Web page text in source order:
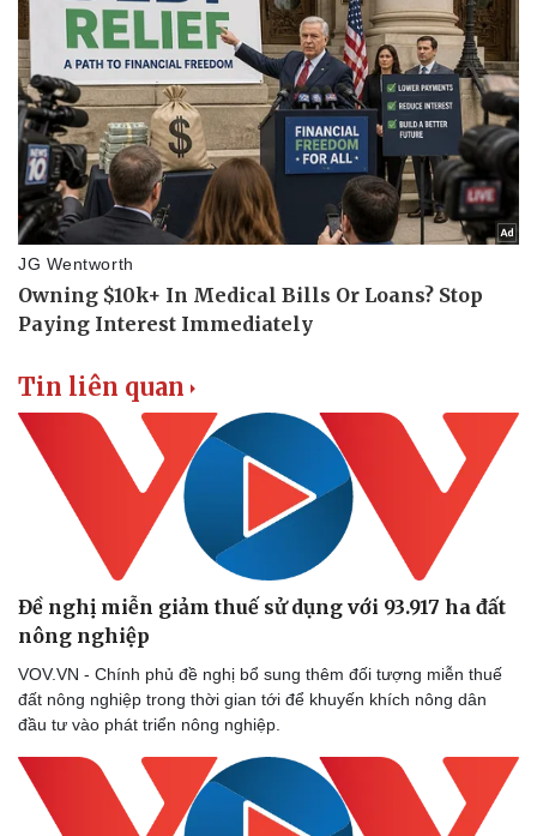
Bóng đá
Lịch thi đấu bóng đá
Thế giới thể thao
eSports
Hậu trường
Xe máy
Tư vấn
Tin liên quan
Đề nghị miễn giảm thuế sử dụng với 93.917 ha đất
nông nghiệp
VOV.VN - Chính phủ đề nghị bổ sung thêm đối tượng miễn thuế
đất nông nghiệp trong thời gian tới để khuyến khích nông dân
đầu tư vào phát triển nông nghiệp.